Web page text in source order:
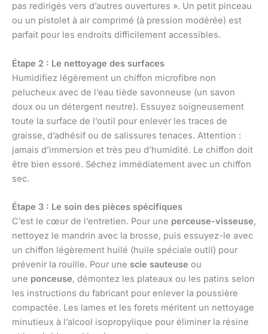
pas redirigés vers d’autres ouvertures ». Un petit pinceau
ou un pistolet à air comprimé (à pression modérée) est
parfait pour les endroits difficilement accessibles.
Étape 2 : Le nettoyage des surfaces
Humidifiez légèrement un chiffon microfibre non
pelucheux avec de l’eau tiède savonneuse (un savon
doux ou un détergent neutre). Essuyez soigneusement
toute la surface de l’outil pour enlever les traces de
graisse, d’adhésif ou de salissures tenaces. Attention :
jamais d’immersion et très peu d’humidité. Le chiffon doit
être bien essoré. Séchez immédiatement avec un chiffon
sec.
Étape 3 : Le soin des pièces spécifiques
C’est le cœur de l’entretien. Pour une perceuse-visseuse,
nettoyez le mandrin avec la brosse, puis essuyez-le avec
un chiffon légèrement huilé (huile spéciale outil) pour
prévenir la rouille. Pour une scie sauteuse ou
une ponceuse, démontez les plateaux ou les patins selon
les instructions du fabricant pour enlever la poussière
compactée. Les lames et les forets méritent un nettoyage
minutieux à l’alcool isopropylique pour éliminer la résine